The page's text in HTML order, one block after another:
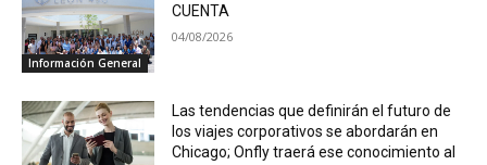
Información General
CUENTA
04/08/2026
Las tendencias que definirán el futuro de
los viajes corporativos se abordarán en
Chicago; Onfly traerá ese conocimiento al